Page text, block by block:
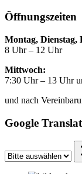
Öffnungszeiten
Montag, Dienstag,
8 Uhr – 12 Uhr
Mittwoch:
7:30 Uhr – 13 Uhr
und nach
Google